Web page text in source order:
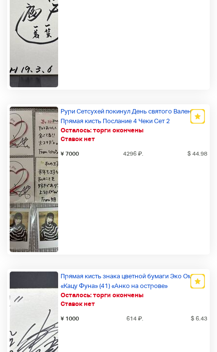
Осталось: торги окончены
Ставок нет
Рури Сетсухей покинул День святого Валентина
Прямая кисть Послание 4 Чеки Сет 2
Новый товар
¥ 7000 4296 ₽. $ 44.98
Осталось: торги окончены
Ставок нет
Прямая кисть знака цветной бумаги Эко Омия
«Кацу Фуна» (41) «Анко на острове»
Новый товар
¥ 1000 614 ₽. $ 6.43